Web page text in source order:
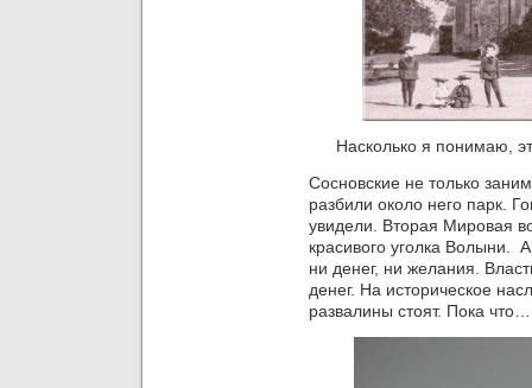
Насколько я понимаю,
Сосновские не только
разбили около него парк.
увидели. Вторая Мировая
красивого уголка Волыни.
ни денег, ни желания.
денег. На историческое
развалины стоят. Пока что…